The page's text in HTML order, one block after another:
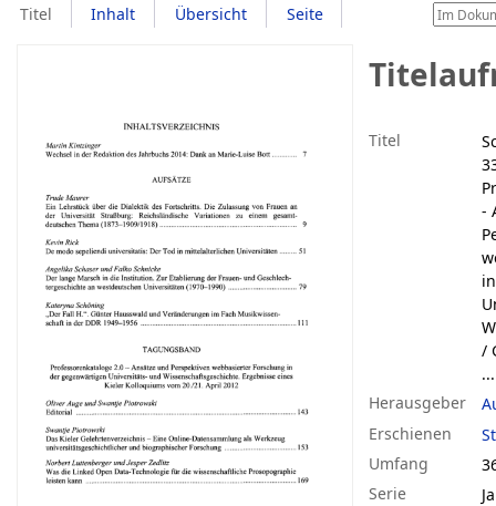
Titel Inhalt Übersicht Seite
Titel
-
/
...
Herausgeber
Erschienen
Umfang
Serie